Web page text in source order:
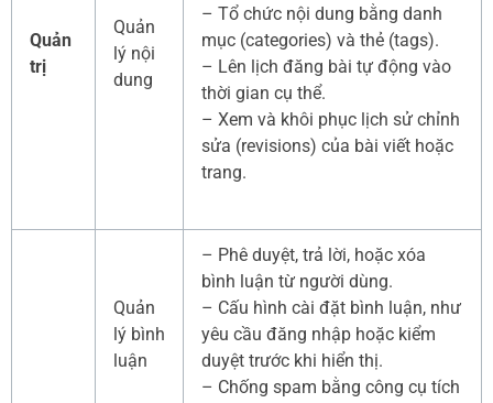
Quản
trị
Quản
lý nội
dung
– Tổ chức nội dung bằng danh
mục (categories) và thẻ (tags).
– Lên lịch đăng bài tự động vào
thời gian cụ thể.
– Xem và khôi phục lịch sử chỉnh
sửa (revisions) của bài viết hoặc
trang.
Quản
lý bình
luận
– Phê duyệt, trả lời, hoặc xóa
bình luận từ người dùng.
– Cấu hình cài đặt bình luận, như
yêu cầu đăng nhập hoặc kiểm
duyệt trước khi hiển thị.
– Chống spam bằng công cụ tích